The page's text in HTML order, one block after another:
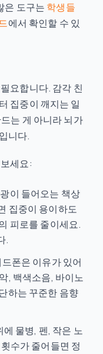
은 도구는 학생들
에서 확인할 수 있
요합니다. 감각 친
집중이 깨지는 일
는 게 아니라 뇌가
니다.
세요:
이 들어오는 책상
집중이 용이하도
피로를 줄이세요.
.
폰은 이유가 있어
, 백색소음, 바이노
하는 꾸준한 음향
에 물병, 펜, 작은 노
수가 줄어들면 정